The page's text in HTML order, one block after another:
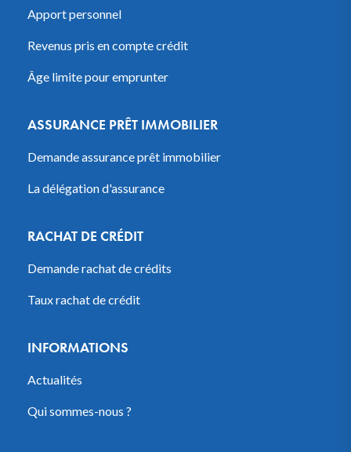
Apport personnel
Revenus pris en compte crédit
Âge limite pour emprunter
ASSURANCE PRÊT IMMOBILIER
Demande assurance prêt immobilier
La délégation d'assurance
RACHAT DE CRÉDIT
Demande rachat de crédits
Taux rachat de crédit
INFORMATIONS
Actualités
Qui sommes-nous ?